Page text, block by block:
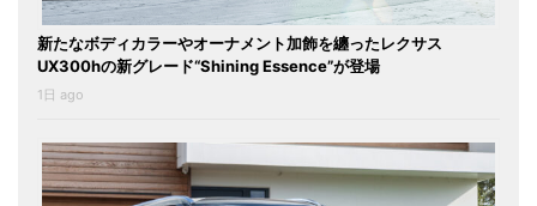
新たなボディカラーやオーナメント加飾を纏ったレクサス
UX300hの新グレード“Shining Essence”が登場
1日 ago